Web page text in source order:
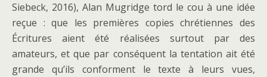
Siebeck, 2016), Alan Mugridge tord le cou à une idée
reçue : que les premières copies chrétiennes des
Écritures aient été réalisées surtout par des
amateurs, et que par conséquent la tentation ait été
grande qu’ils conforment le texte à leurs vues,